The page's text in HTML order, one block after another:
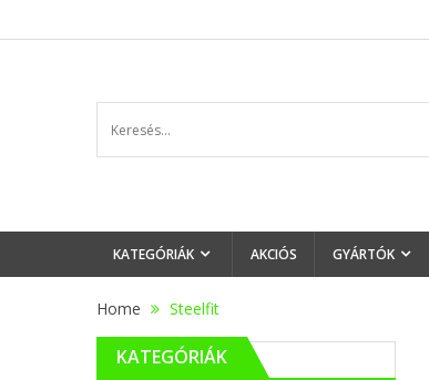
KATEGÓRIÁK AKCIÓS GYÁRTÓK
Home Steelfit
KATEGÓRIÁK